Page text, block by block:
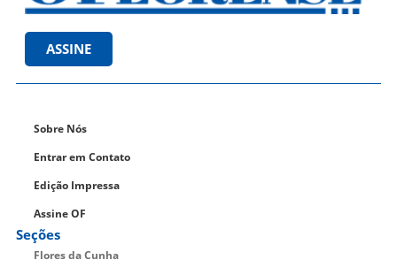
ASSINE
Sobre Nós
Entrar em Contato
Edição Impressa
Assine OF
Seções
Flores da Cunha